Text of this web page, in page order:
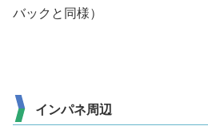
バックと同様）
インパネ周辺